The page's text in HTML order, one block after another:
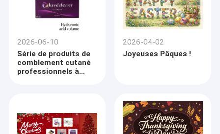
2026-06-10
Série de produits de
comblement cutané
professionnels à
Line
2026-04-02
Joyeuses Pâques !